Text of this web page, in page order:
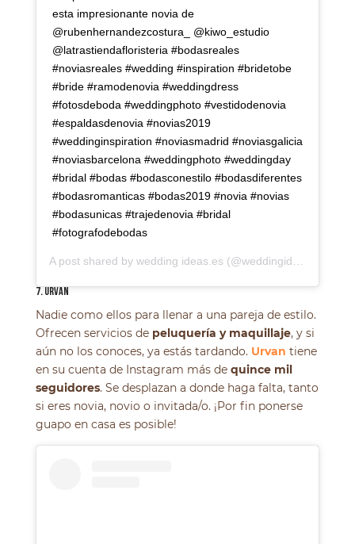
esta impresionante novia de
@rubenhernandezcostura_ @kiwo_estudio
@latrastiendafloristeria #bodasreales
#noviasreales #wedding #inspiration #bridetobe
#bride #ramodenovia #weddingdress
#fotosdeboda #weddingphoto #vestidodenovia
#espaldasdenovia #novias2019
#weddinginspiration #noviasmadrid #noviasgalicia
#noviasbarcelona #weddingphoto #weddingday
#bridal #bodas #bodasconestilo #bodasdiferentes
#bodasromanticas #bodas2019 #novia #novias
#bodasunicas #trajedenovia #bridal
#fotografodebodas
A post shared by wedding ideas.es (@weddingideas.es) on
7. URVAN
Nadie como ellos para llenar a una pareja de estilo.
Ofrecen servicios de peluquería y maquillaje, y si
aún no los conoces, ya estás tardando. Urvan tiene
en su cuenta de Instagram más de quince mil
seguidores. Se desplazan a donde haga falta, tanto
si eres novia, novio o invitada/o. ¡Por fin ponerse
guapo en casa es posible!